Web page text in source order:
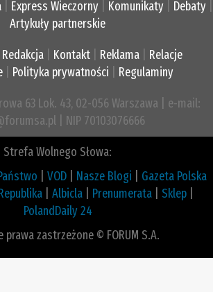
Express Wieczorny Komunikaty Debaty
Artykuły partnerskie
Redakcja Kontakt Reklama
Relacje
| Polityka prywatności Regulaminy
63 Lok. 43, 02-056 Warszawa | e-mail:
| NIP 70103076666
Strefa Wolnego Słowa:
VOD Nasze Blogi
Gazeta Polska
Albicla Prenumerata Sklep
PolandDaily 24
prawa zastrzeżone © FORUM S.A.